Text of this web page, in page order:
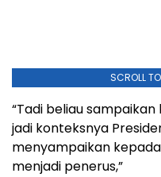
SCROLL
“Tadi beliau
jadi konteksnya
menyampaikan
menjadi penerus,”